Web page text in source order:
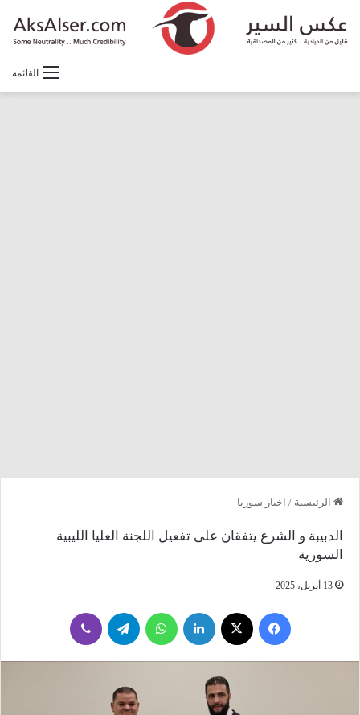
القائمة
الرئيسية / اخبار سوريا
الدبيبة و الشرع يتفقان على تفعيل اللجنة العليا الليبية
السورية
13 أبريل، 2025
فيسبوك لينكدإن واتساب تيلقرام